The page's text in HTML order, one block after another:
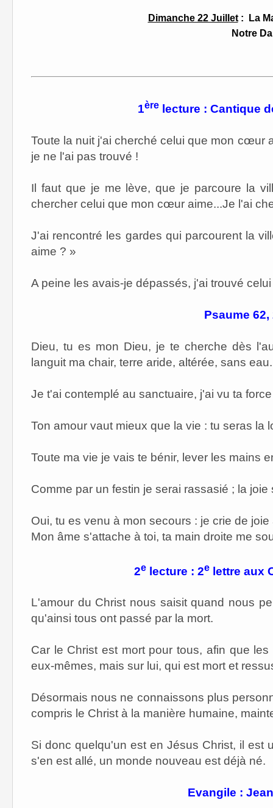
Dimanche 22 Juillet:
La
Notre Dame de
1èrelecture : Cantique
Toute la nuit j'ai cherché celui que mon cœur
je ne l'ai pas trouvé !
Il faut que je me lève, que je parcoure la
chercher celui que mon cœur aime...Je l'ai
J'ai rencontré les gardes qui parcourent la
aime ? »
A peine les avais-je dépassés, j'ai trouvé
Psaume 62,
Dieu, tu es mon Dieu, je te cherche dès
languit ma chair, terre aride, altérée, sans eau.
Je t'ai contemplé au sanctuaire, j'ai vu ta
Ton amour vaut mieux que la vie : tu seras la
Toute ma vie je vais te bénir, lever les mains
Comme par un festin je serai rassasié ; la
Oui, tu es venu à mon secours : je crie de
Mon âme s'attache à toi, ta main droite me
2e lecture : 2e lettre aux
L'amour du Christ nous saisit quand nous
qu'ainsi tous ont passé par la mort.
Car le Christ est mort pour tous, afin que
eux-mêmes, mais sur lui, qui est mort et
Désormais nous ne connaissons plus
compris le Christ à la manière humaine,
Si donc quelqu'un est en Jésus Christ, il est
s'en est allé, un monde nouveau est déjà né.
Evangile :